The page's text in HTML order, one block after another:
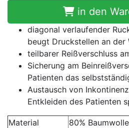
in den
diagonal verlaufender
beugt Druckstellen an der
teilbarer Reißverschluss
Sicherung am
Patienten das
Austausch von
Entkleiden des Patienten
Material
80%